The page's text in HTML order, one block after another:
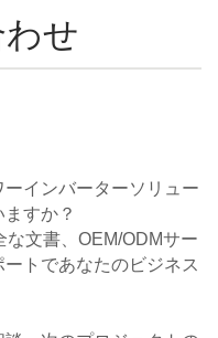
せ
インバーターソリュー
すか？
な文書、OEM/ODMサー
トであなたのビジネス